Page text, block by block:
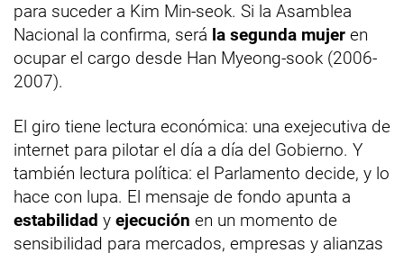
para suceder a Kim Min-seok. Si la Asamblea
Nacional la confirma, será la segunda mujer en
ocupar el cargo desde Han Myeong-sook (2006-
2007).
El giro tiene lectura económica: una exejecutiva de
internet para pilotar el día a día del Gobierno. Y
también lectura política: el Parlamento decide, y lo
hace con lupa. El mensaje de fondo apunta a
estabilidad y ejecución en un momento de
sensibilidad para mercados, empresas y alianzas